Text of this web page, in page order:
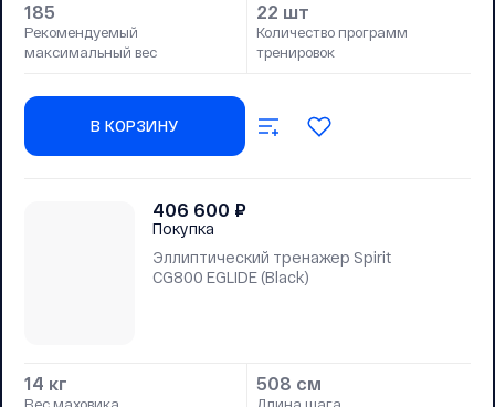
185
Рекомендуемый
максимальный вес
22 шт
Количество программ
тренировок
В КОРЗИНУ
406 600 ₽
Покупка
Эллиптический тренажер Spirit
CG800 EGLIDE (Black)
14 кг 508 см